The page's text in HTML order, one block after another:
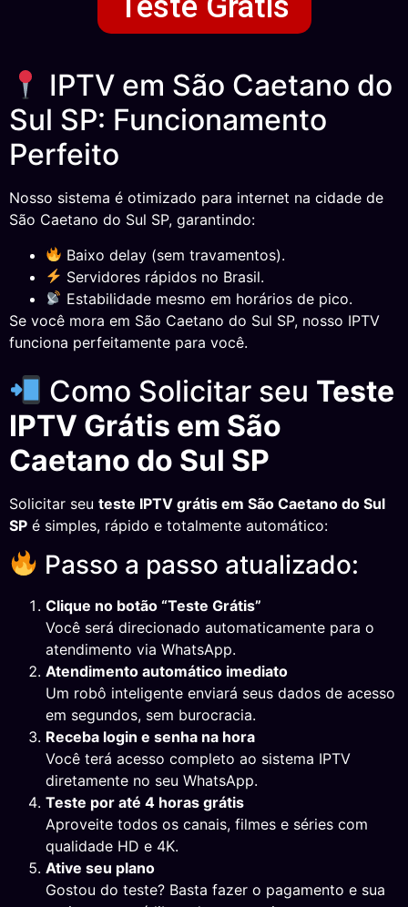
IPTV em São Caetano do
Sul SP: Funcionamento
Perfeito
Nosso sistema é otimizado para internet na cidade de
São Caetano do Sul SP, garantindo:
Baixo delay (sem travamentos).
Servidores rápidos no Brasil.
Estabilidade mesmo em horários de pico.
Se você mora em São Caetano do Sul SP, nosso IPTV
funciona perfeitamente para você.
Como Solicitar seu Teste
IPTV Grátis em São
Caetano do Sul SP
Solicitar seu teste IPTV grátis em São Caetano do Sul
SP é simples, rápido e totalmente automático:
Passo a passo atualizado:
Clique no botão “Teste Grátis”
Você será direcionado automaticamente para o
atendimento via WhatsApp.
Atendimento automático imediato
Um robô inteligente enviará seus dados de acesso
em segundos, sem burocracia.
Receba login e senha na hora
Você terá acesso completo ao sistema IPTV
diretamente no seu WhatsApp.
Teste por até 4 horas grátis
Aproveite todos os canais, filmes e séries com
qualidade HD e 4K.
Ative seu plano
Gostou do teste? Basta fazer o pagamento e sua